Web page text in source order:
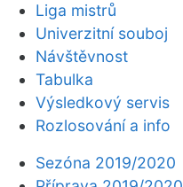
Liga mistrů
Univerzitní souboj
Návštěvnost
Tabulka
Výsledkový servis
Rozlosování a info
Sezóna 2019/2020